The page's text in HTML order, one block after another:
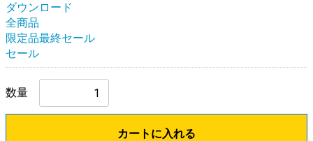
ダウンロード
全商品
限定品最終セール
セール
数量
カートに入れる